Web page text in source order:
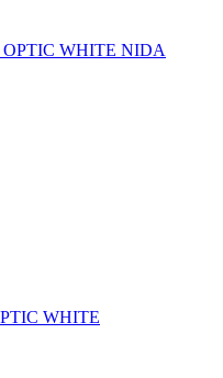
OPTIC WHITE NIDA
WHITE